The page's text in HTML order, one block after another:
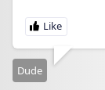
Dude